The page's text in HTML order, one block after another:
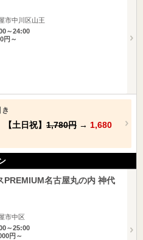
市中川区山王
～24:00
円～
【土日祝】 1,780円 → 1,680
PREMIUM名古屋丸の内 神代
市中区
～25:00
円～